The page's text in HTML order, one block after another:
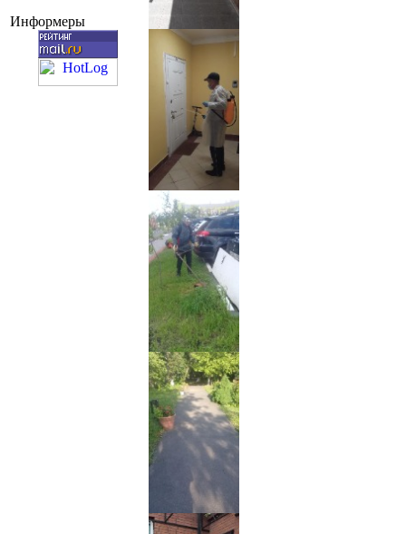
Информеры